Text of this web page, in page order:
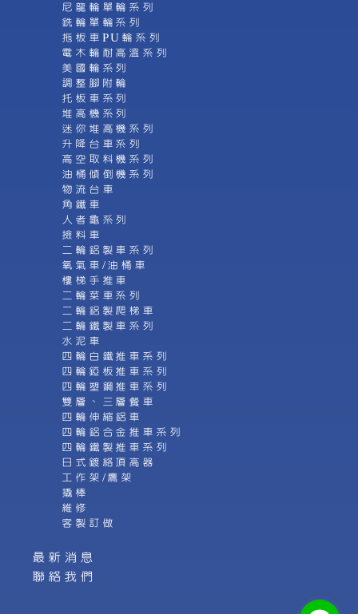
尼龍輪單輪系列
銑輪單輪系列
拖板車PU輪系列
電木輪耐高溫系列
美國輪系列
調整腳附輪
托板車系列
堆高機系列
迷你堆高機系列
升降台車系列
高空取料機系列
油桶傾倒機系列
物流台車
角鐵車
人者龜系列
撿料車
二輪鋁製車系列
氧氣車/油桶車
樓梯手推車
二輪菜車系列
二輪鋁製爬梯車
二輪鐵製車系列
水泥車
四輪白鐵推車系列
四輪錏板推車系列
四輪塑鋼推車系列
雙層、三層餐車
四輪伸縮鋁車
四輪鋁合金推車系列
四輪鐵製推車系列
日式鍍絡頂高器
工作架/鷹架
撬棒
維修
客製訂做
最新消息
聯絡我們